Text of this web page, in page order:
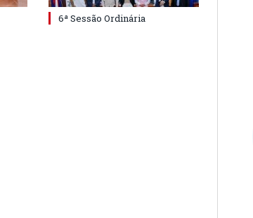
6ª Sessão Ordinária